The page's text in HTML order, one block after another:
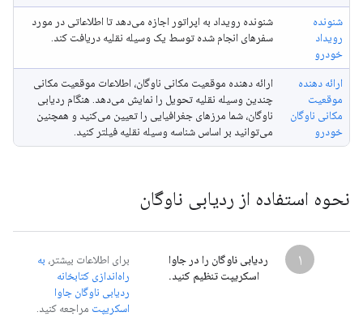
شنونده
رویداد
خودرو
شنونده رویداد به اپراتور اجازه می‌دهد تا اطلاعاتی در مورد
سفرهای انجام شده توسط یک وسیله نقلیه دریافت کند.
ارائه دهنده
موقعیت
مکانی ناوگان
خودرو
ارائه دهنده موقعیت مکانی ناوگان، اطلاعات موقعیت مکانی
چندین وسیله نقلیه تحویل را نمایش می‌دهد. هنگام ردیابی
ناوگان، شما مرزهای جغرافیایی را تعیین می‌کنید و همچنین
می‌توانید بر اساس شناسه وسیله نقلیه فیلتر کنید.
نحوه استفاده از ردیابی ناوگان
۱
ردیابی ناوگان را در جاوا
اسکریپت تنظیم کنید.
برای اطلاعات بیشتر، به
راه‌اندازی کتابخانه
ردیابی ناوگان جاوا
اسکریپت مراجعه کنید.